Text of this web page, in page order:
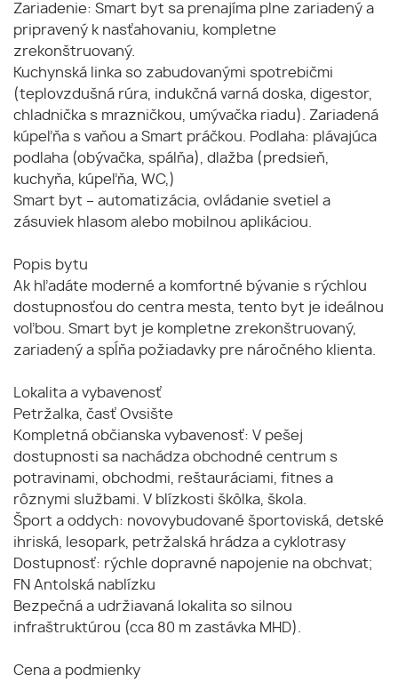
Zariadenie: Smart byt sa prenajíma plne zariadený a
pripravený k nasťahovaniu, kompletne
zrekonštruovaný.
Kuchynská linka so zabudovanými spotrebičmi
(teplovzdušná rúra, indukčná varná doska, digestor,
chladnička s mrazničkou, umývačka riadu). Zariadená
kúpeľňa s vaňou a Smart práčkou. Podlaha: plávajúca
podlaha (obývačka, spálňa), dlažba (predsieň,
kuchyňa, kúpeľňa, WC,)
Smart byt – automatizácia, ovládanie svetiel a
zásuviek hlasom alebo mobilnou aplikáciou.
Popis bytu
Ak hľadáte moderné a komfortné bývanie s rýchlou
dostupnosťou do centra mesta, tento byt je ideálnou
voľbou. Smart byt je kompletne zrekonštruovaný,
zariadený a spĺňa požiadavky pre náročného klienta.
Lokalita a vybavenosť
Petržalka, časť Ovsište
Kompletná občianska vybavenosť: V pešej
dostupnosti sa nachádza obchodné centrum s
potravinami, obchodmi, reštauráciami, fitnes a
rôznymi službami. V blízkosti škôlka, škola.
Šport a oddych: novovybudované športoviská, detské
ihriská, lesopark, petržalská hrádza a cyklotrasy
Dostupnosť: rýchle dopravné napojenie na obchvat;
FN Antolská nablízku
Bezpečná a udržiavaná lokalita so silnou
infraštruktúrou (cca 80 m zastávka MHD).
Cena a podmienky